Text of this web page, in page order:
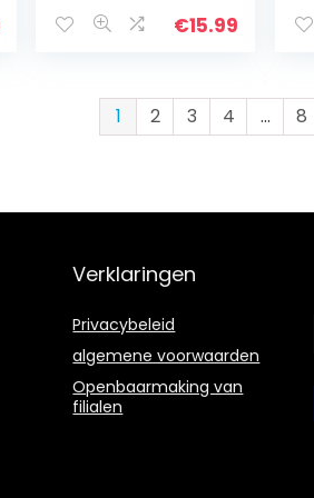
achteraanzicht
€15.99
1 2 3 4 … 8
Verklaringen
Privacybeleid
algemene voorwaarden
Openbaarmaking van
filialen